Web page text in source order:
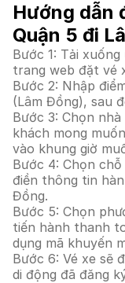
Hướng dẫn
Quận 5 đi
Bước 1: Tải
trang web đặt vé
Bước 2: Nhập
(Lâm Đồng), sau
Bước 3: Chọn
khách mong
vào khung giờ
Bước 4: Chọn
điền thông tin
Đồng.
Bước 5: Chọn
tiến hành thanh
dụng mã khuyến
Bước 6: Vé xe sẽ
di động đã đăng